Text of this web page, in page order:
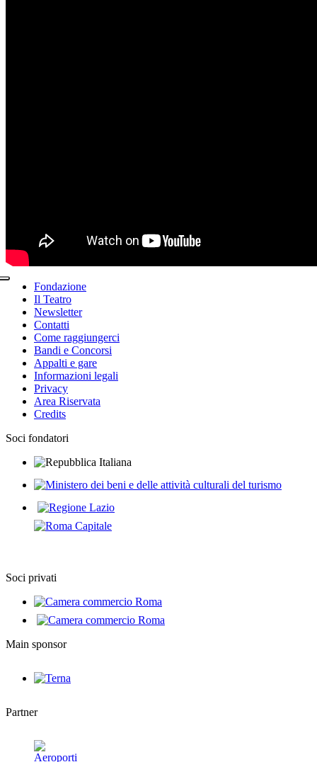
Fondazione
Il Teatro
Newsletter
Contatti
Come raggiungerci
Bandi e Concorsi
Appalti e gare
Informazioni legali
Privacy
Area Riservata
Credits
Soci fondatori
Soci privati
Main sponsor
Partner